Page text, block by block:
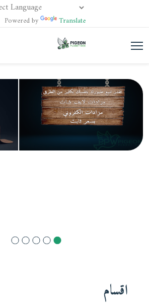
Powered by
Translate
اقسام